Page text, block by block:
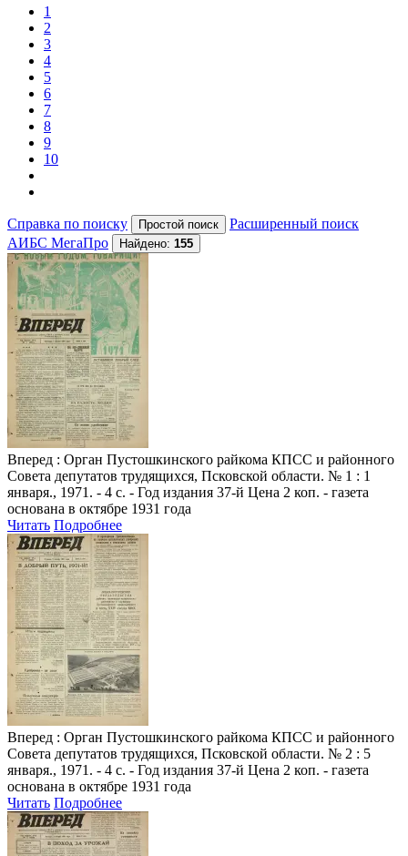
1
2
3
4
5
6
7
8
9
10
Справка по поиску
Расширенный поиск
АИБС МегаПро
Найдено: 155
Вперед : Орган Пустошкинского райкома КПСС и районного
Совета депутатов трудящихся, Псковской области. № 1 : 1
января., 1971. - 4 с. - Год издания 37-й Цена 2 коп. - газета
основана в октябре 1931 года
Читать Подробнее
Вперед : Орган Пустошкинского райкома КПСС и районного
Совета депутатов трудящихся, Псковской области. № 2 : 5
января., 1971. - 4 с. - Год издания 37-й Цена 2 коп. - газета
основана в октябре 1931 года
Читать Подробнее